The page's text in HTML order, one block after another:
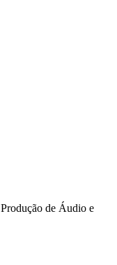
Produção de Áudio e